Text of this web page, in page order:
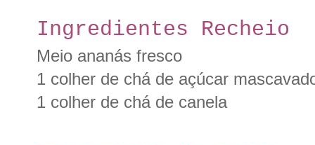
Ingredientes Recheio
Meio ananás fresco
1 colher de chá de açúcar
1 colher de chá de canela